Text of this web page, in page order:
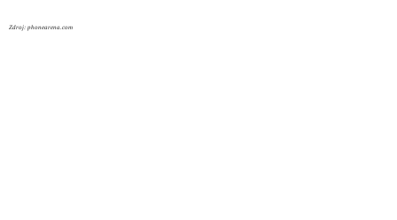
Zdroj: phonearena.com